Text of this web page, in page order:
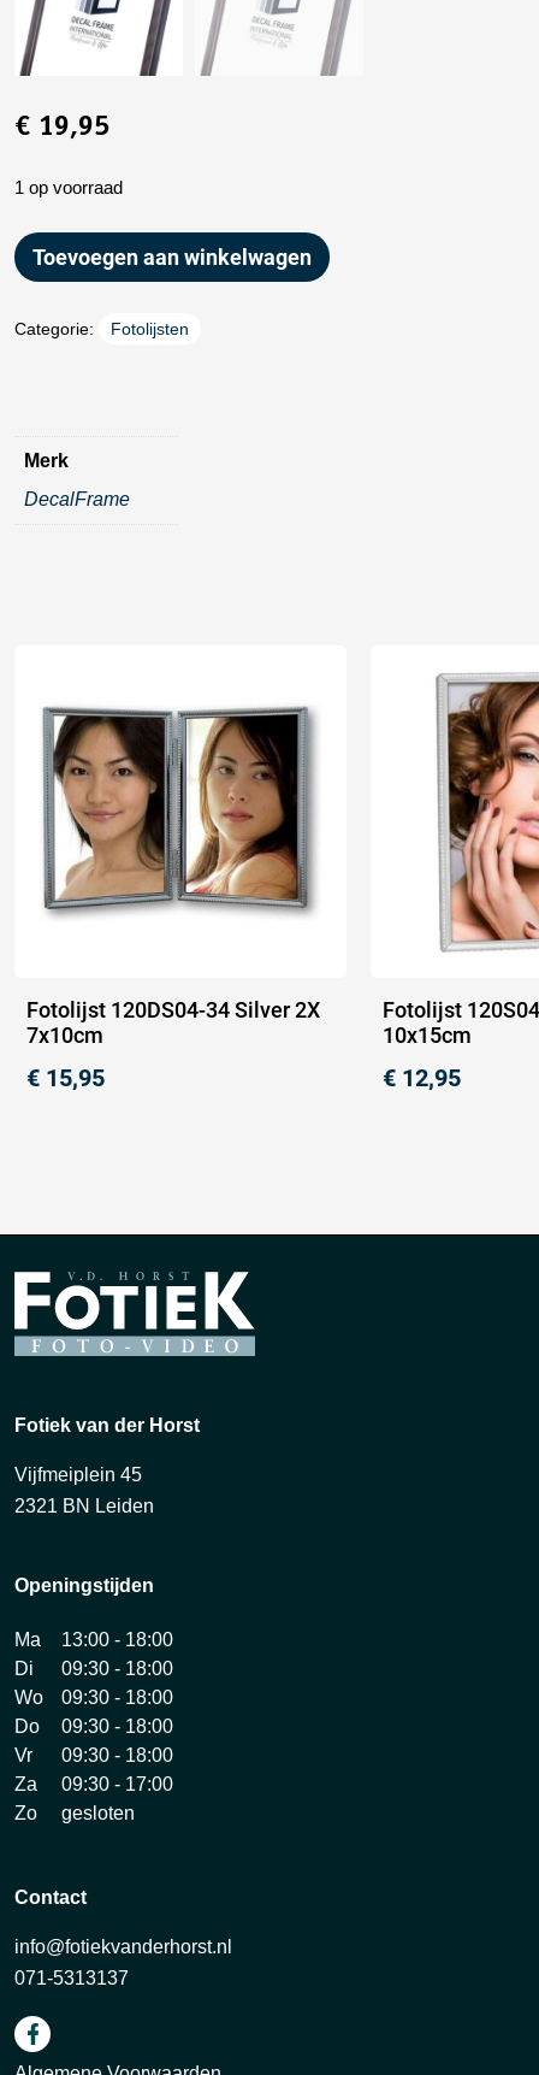
€ 19,95
1 op voorraad
Toevoegen aan winkelwagen
Categorie: Fotolijsten
Merk
DecalFrame
Fotolijst 120DS04-34 Silver 2X
7x10cm
€ 15,95
Fotolijst
10x15cm
€ 12,95
Fotiek van der Horst
Vijfmeiplein 45
2321 BN Leiden
Openingstijden
Ma
13:00 - 18:00
Di
09:30 - 18:00
Wo
09:30 - 18:00
Do
09:30 - 18:00
Vr
09:30 - 18:00
Za
09:30 - 17:00
Zo
gesloten
Contact
info@fotiekvanderhorst.nl
071-5313137